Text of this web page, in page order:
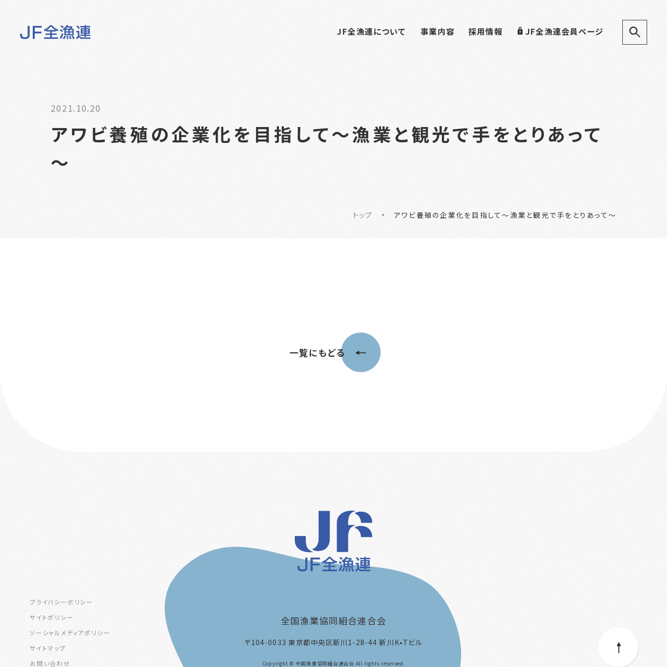
JF全漁連について 事業内容 採用情報 JF全漁連会員ページ
2021.10.20
アワビ養殖の企業化を目指して～漁業と観光で手をとりあって
～
トップ アワビ養殖の企業化を目指して～漁業と観光で手をとりあって～
一覧にもどる
プライバシーポリシー
サイトポリシー
ソーシャルメディアポリシー
サイトマップ
お問い合わせ
全国漁業協同組合連合会
〒104-0033 東京都中央区新川1-28-44 新川K•Tビル
Copyright © 全国漁業協同組合連合会 All rights reserved.